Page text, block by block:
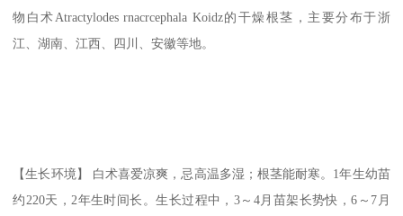
物白术Atractylodes rnacrcephala Koidz的干燥根茎，主要分布于浙
江、湖南、江西、四川、安徽等地。
【生长环境】 白术喜爱凉爽，忌高温多湿；根茎能耐寒。1年生幼苗
约220天，2年生时间长。生长过程中，3～4月苗架长势快，6～7月